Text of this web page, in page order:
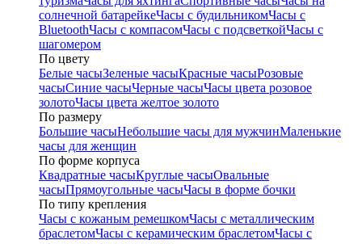
солнечной батарейкеЧасы с будильникомЧасы с
BluetoothЧасы с компасомЧасы с подсветкойЧасы с
шагомером
По цвету
Белые часыЗеленые часыКрасные часыРозовые
часыСиние часыЧерные часыЧасы цвета розовое
золотоЧасы цвета желтое золото
По размеру
Большие часыНебольшие часы для мужчинМаленькие
часы для женщин
По форме корпуса
Квадратные часыКруглые часыОвальные
часыПрямоугольные часыЧасы в форме бочки
По типу крепления
Часы с кожаным ремешкомЧасы с металлическим
браслетомЧасы с керамическим браслетомЧасы с